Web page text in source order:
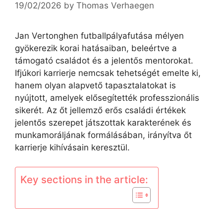
19/02/2026 by Thomas Verhaegen
Jan Vertonghen futballpályafutása mélyen
gyökerezik korai hatásaiban, beleértve a
támogató családot és a jelentős mentorokat.
Ifjúkori karrierje nemcsak tehetségét emelte ki,
hanem olyan alapvető tapasztalatokat is
nyújtott, amelyek elősegítették professzionális
sikerét. Az őt jellemző erős családi értékek
jelentős szerepet játszottak karakterének és
munkamoráljának formálásában, irányítva őt
karrierje kihívásain keresztül.
Key sections in the article: